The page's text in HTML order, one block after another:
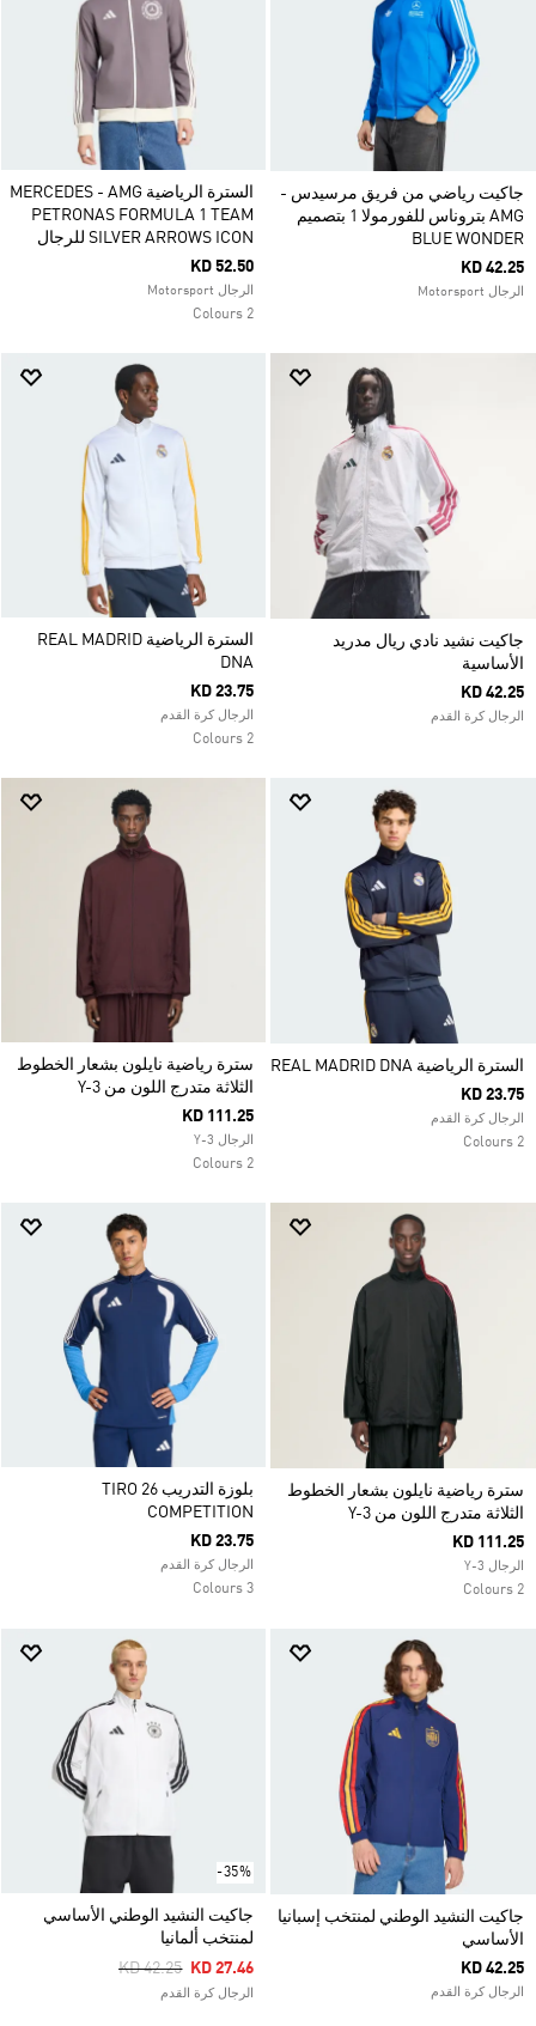
جاكيت رياضي من فريق مرسيدس -
AMG بتروناس للفورمولا 1 بتصميم
BLUE WONDER
KD 42.25
الرجال Motorsport
السترة الرياضية MERCEDES - AMG
PETRONAS FORMULA 1 TEAM
SILVER ARROWS ICON للرجال
KD 52.50
الرجال Motorsport
2 Colours
جاكيت نشيد نادي ريال مدريد
الأساسية
KD 42.25
الرجال كرة القدم
السترة الرياضية REAL MADRID
DNA
KD 23.75
الرجال كرة القدم
2 Colours
السترة الرياضية REAL MADRID DNA
KD 23.75
الرجال كرة القدم
2 Colours
سترة رياضية نايلون بشعار الخطوط
الثلاثة متدرج اللون من Y-3
KD 111.25
الرجال Y-3
2 Colours
سترة رياضية نايلون بشعار الخطوط
الثلاثة متدرج اللون من Y-3
KD 111.25
الرجال Y-3
2 Colours
بلوزة التدريب TIRO 26
COMPETITION
KD 23.75
الرجال كرة القدم
3 Colours
جاكيت النشيد الوطني لمنتخب إسبانيا
الأساسي
KD 42.25
الرجال كرة القدم
-35%
جاكيت النشيد الوطني الأساسي
لمنتخب ألمانيا
Price Reduced From
KD 42.25ToKD 27.46
الرجال كرة القدم